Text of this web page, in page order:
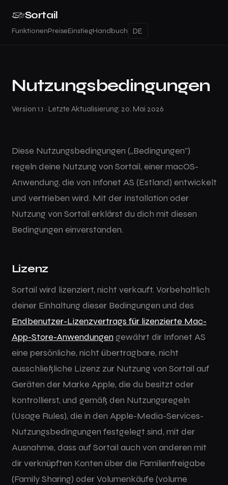
Sortail
FunktionenPreiseEinstiegHandbuch
Nutzungsbedingungen
Version 1.1 · Letzte Aktualisierung: 20. Mai 2026
Diese Nutzungsbedingungen („Bedingungen")
regeln deine Nutzung von Sortail, einer macOS-
Anwendung, die von Infonet AS (Estland) entwickelt
und vertrieben wird. Mit der Installation oder
Nutzung von Sortail erklärst du dich mit diesen
Bedingungen einverstanden.
Lizenz
Sortail wird lizenziert, nicht verkauft. Vorbehaltlich
deiner Einhaltung dieser Bedingungen und des
Endbenutzer-Lizenzvertrags für lizenzierte Mac-
App-Store-Anwendungengewährt dir Infonet AS
eine persönliche, nicht übertragbare, nicht
ausschließliche Lizenz zur Nutzung von Sortail auf
Geräten der Marke Apple, die du besitzt oder
kontrollierst, und gemäß den Nutzungsregeln
(Usage Rules), die in den Apple-Media-Services-
Nutzungsbedingungen festgelegt sind, mit der
Ausnahme, dass auf Sortail auch von anderen mit
dir verknüpften Konten über die Familienfreigabe
(Family Sharing) oder Volumenkäufe (volume